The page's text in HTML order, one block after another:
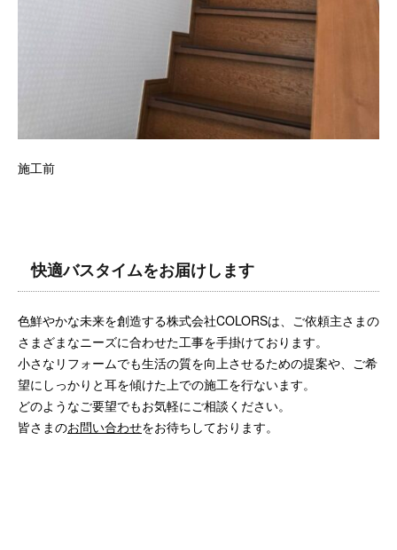
施工前
快適バスタイムをお届けします
色鮮やかな未来を創造する株式会社COLORSは、ご依頼主さまの
さまざまなニーズに合わせた工事を手掛けております。
小さなリフォームでも生活の質を向上させるための提案や、ご希
望にしっかりと耳を傾けた上での施工を行ないます。
どのようなご要望でもお気軽にご相談ください。
皆さまのお問い合わせをお待ちしております。